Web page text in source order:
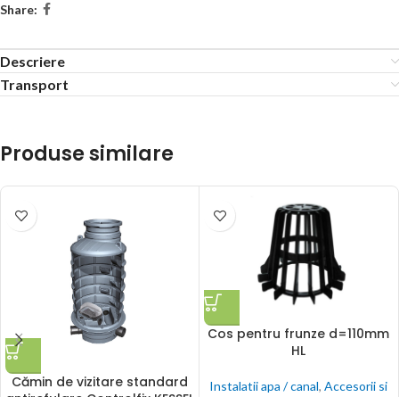
Share:
Descriere
Transport
Produse similare
Cămin de vizitare standard
Cos pentru frunze d=110mm
HL
Instalatii apa / canal, Accesorii si